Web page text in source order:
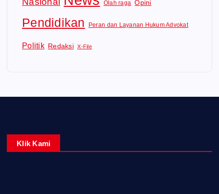
Olah raga Opini
Pendidikan Peran dan Layanan Hukum Advokat
Politik Redaksi X-File
Klik Kami